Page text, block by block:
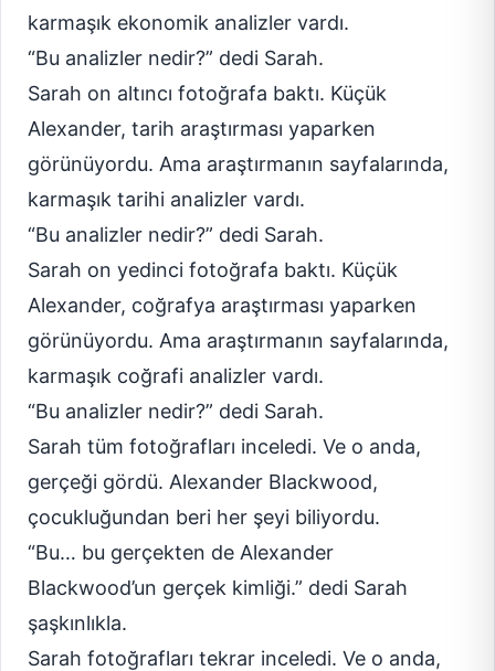
karmaşık ekonomik analizler vardı.
“Bu analizler nedir?” dedi Sarah.
Sarah on altıncı fotoğrafa baktı. Küçük
Alexander, tarih araştırması yaparken
görünüyordu. Ama araştırmanın sayfalarında,
karmaşık tarihi analizler vardı.
“Bu analizler nedir?” dedi Sarah.
Sarah on yedinci fotoğrafa baktı. Küçük
Alexander, coğrafya araştırması yaparken
görünüyordu. Ama araştırmanın sayfalarında,
karmaşık coğrafi analizler vardı.
“Bu analizler nedir?” dedi Sarah.
Sarah tüm fotoğrafları inceledi. Ve o anda,
gerçeği gördü. Alexander Blackwood,
çocukluğundan beri her şeyi biliyordu.
“Bu… bu gerçekten de Alexander
Blackwood’un gerçek kimliği.” dedi Sarah
şaşkınlıkla.
Sarah fotoğrafları tekrar inceledi. Ve o anda,